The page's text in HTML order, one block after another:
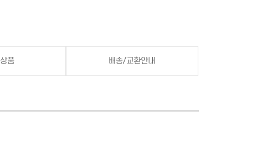
품 배송/교환안내